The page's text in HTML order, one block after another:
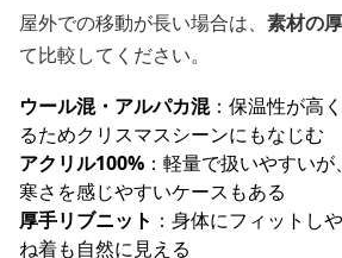
屋外での移動が長い場合は、 素材の
て比較してください。
ウール混・アルパカ混：保温性が高
るためクリスマスシーンにもなじむ
アクリル100% ：軽量で扱いやすい
寒さを感じやすいケースもある
厚手リブニット ：身体にフィットし
ね着も自然に見える